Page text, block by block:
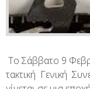
Το Σάββατο 9
τακτική Γενική